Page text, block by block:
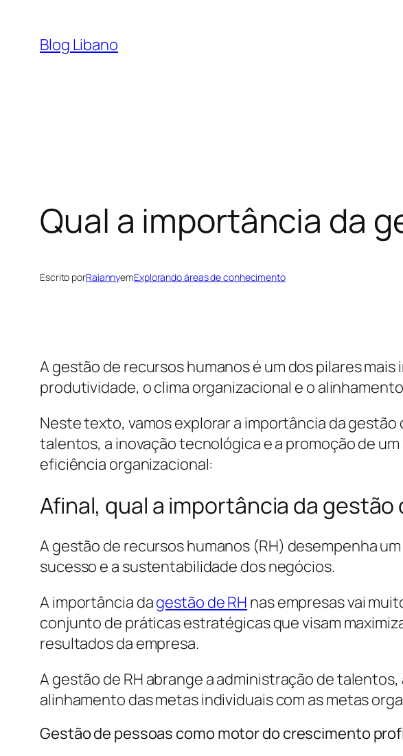
Blog Libano
Qual a importância da
Escrito porRaiannyemExplorando áreas de conhecimento
A gestão de recursos humanos é um dos pilares
produtividade, o clima organizacional e o
Neste texto, vamos explorar a importância da
talentos, a inovação tecnológica e a promoção de
eficiência organizacional:
Afinal, qual a importância da gestão
A gestão de recursos humanos (RH) desempenha
sucesso e a sustentabilidade dos negócios.
A importância dagestão de RH nas empresas vai
conjunto de práticas estratégicas que visam
resultados da empresa.
A gestão de RH abrange a administração de
alinhamento das metas individuais com as metas
Gestão de pessoas como motor do crescimento